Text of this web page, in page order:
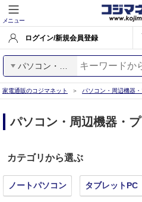
メニュー
ログイン/新規会員登録
パソコン・周辺機器・プリンター
家電通販のコジマネット パソコン・周辺機器
パソコン・周辺機器・
カテゴリから選ぶ
ノートパソコン タブレットPC